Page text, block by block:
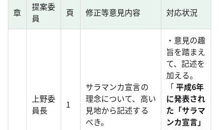
章
提案委
員
頁 修正等意見内容 対応状況
上野委
員長
1
サラマンカ宣言の
理念について、高い
見地から記述する
べき。
・意見の趣
旨を踏まえ
て、記述を
加える。
「平成6年
に発表され
た「サラマ
ンカ宣言」